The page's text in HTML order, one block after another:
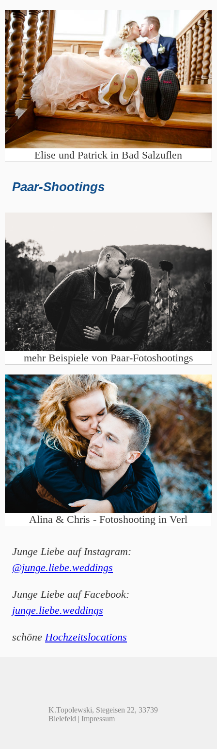
Elise und Patrick in Bad Salzuflen
Paar-Shootings
mehr Beispiele von Paar-Fotoshootings
Alina & Chris - Fotoshooting in Verl
Junge Liebe auf Instagram:
@junge.liebe.weddings
Junge Liebe auf Facebook:
junge.liebe.weddings
schöneHochzeitslocations
K.Topolewski, Stegeisen 22, 33739
Bielefeld | Impressum